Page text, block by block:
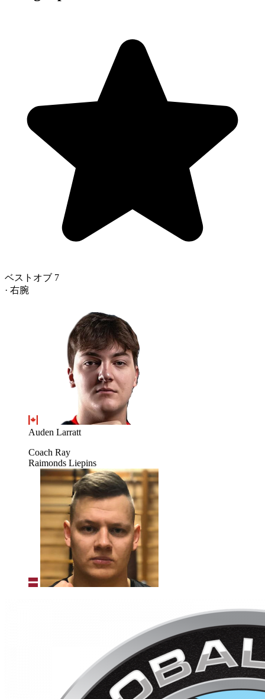
ベストオブ 7
· 右腕
Auden Larratt
Coach Ray
Raimonds Liepins